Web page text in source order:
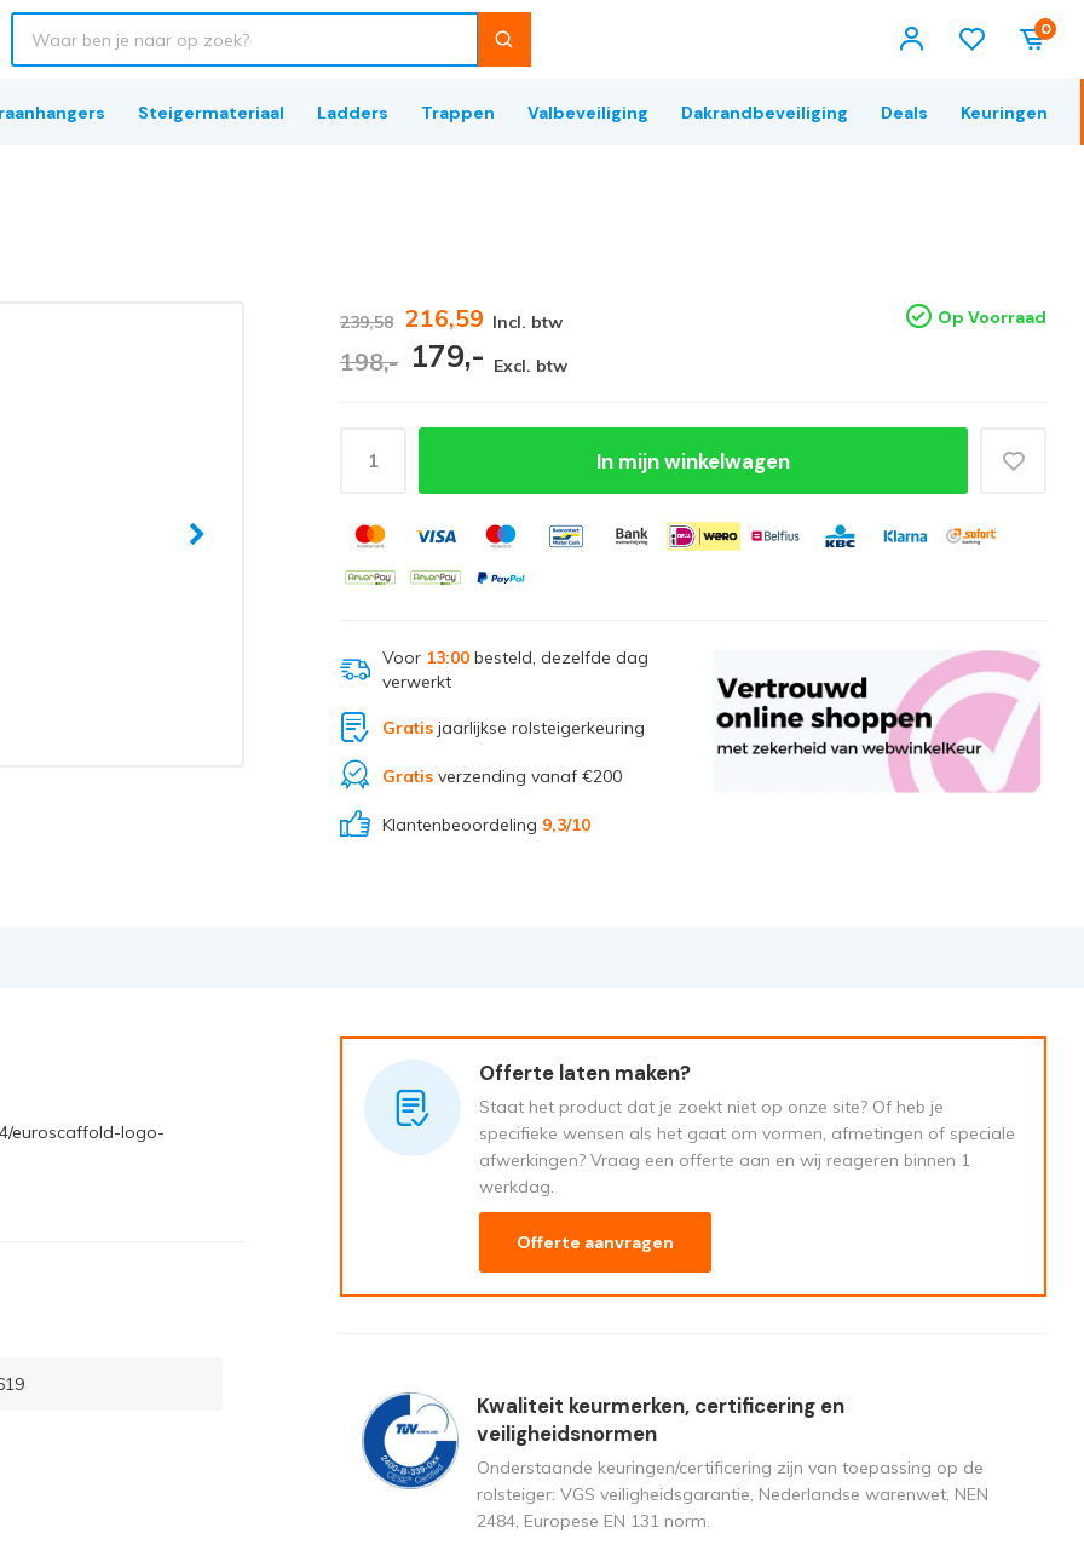
0
Steigermateriaal Ladders Trappen Valbeveiliging Dakrandbeveiliging Deals Keuringen
239,58 216,59 Incl. btw
198,- 179,- Excl. btw
Op Voorraad
In mijn winkelwagen
Voor 13:00 besteld, dezelfde dag
verwerkt
Gratis jaarlijkse rolsteigerkeuring
Gratis verzending vanaf €200
Klantenbeoordeling 9,3/10
euroscaffold-logo-
Offerte laten maken?
Staat het product dat je zoekt niet op onze site? Of heb je
specifieke wensen als het gaat om vormen, afmetingen of speciale
afwerkingen? Vraag een offerte aan en wij reageren binnen 1
werkdag.
Offerte aanvragen
Kwaliteit keurmerken, certificering en
veiligheidsnormen
Onderstaande keuringen/certificering zijn van toepassing op de
rolsteiger: VGS veiligheidsgarantie, Nederlandse warenwet, NEN
2484, Europese EN 131 norm.